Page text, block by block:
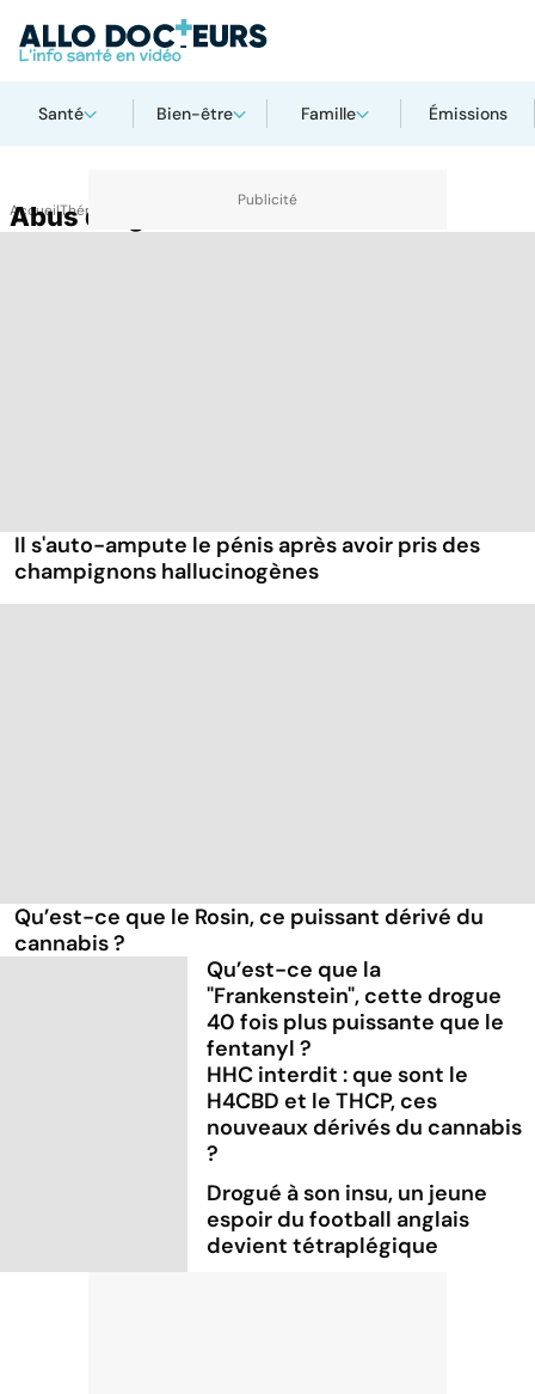
Santé Bien-être Famille Émissions
AccueilThématiques
Abus drogue
Il s'auto-ampute le pénis après avoir pris des
champignons hallucinogènes
Qu’est-ce que le Rosin, ce puissant dérivé du
cannabis ?
Qu’est-ce que la
"Frankenstein", cette drogue
40 fois plus puissante que le
fentanyl ?
HHC interdit : que sont le
H4CBD et le THCP, ces
nouveaux dérivés du cannabis
?
Drogué à son insu, un jeune
espoir du football anglais
devient tétraplégique